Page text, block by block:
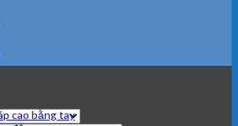
cao bằng tay